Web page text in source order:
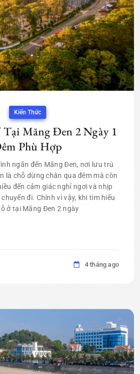
Kiến Thức
Măng Đen 2 Ngày 1
Phù Hợp
ngắn đến Măng Đen, nơi lưu trú
là chỗ dừng chân qua đêm mà còn
đến cảm giác nghỉ ngơi và nhịp
đi. Chính vì vậy, khi tìm hiểu
ở tại Măng Đen 2 ngày
4 tháng ago